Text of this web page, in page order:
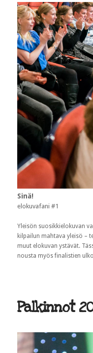
Sinä!
elokuvafani #1
Yleisön suosikkielokuvan
kilpailun mahtava yleisö –
muut elokuvan ystävät.
nousta myös finalistien
Palkinnot